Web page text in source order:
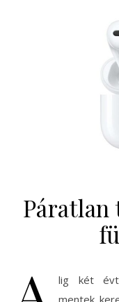
Páratlan
lig két
mentek